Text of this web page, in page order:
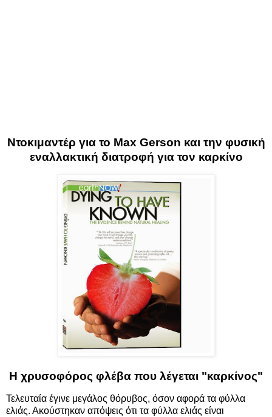
Ντοκιμαντέρ για το Max Gerson και την φυσική
εναλλακτική διατροφή για τον καρκίνο
Η χρυσοφόρος φλέβα που λέγεται "καρκίνος"
Τελευταία έγινε μεγάλος θόρυβος, όσον αφορά τα φύλλα
ελιάς. Ακούστηκαν απόψεις ότι τα φύλλα ελιάς είναι